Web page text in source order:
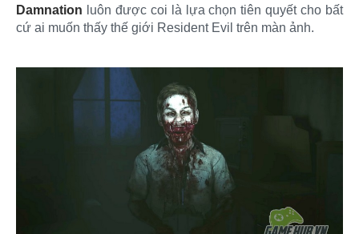
Damnation luôn được coi là lựa chọn tiên quyết cho bất
cứ ai muốn thấy thế giới Resident Evil trên màn ảnh.